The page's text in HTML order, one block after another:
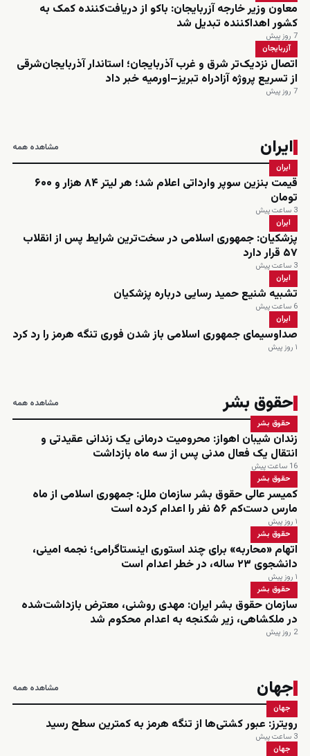
معاون وزیر خارجه آزربایجان: باکو از دریافت‌کننده کمک به
کشور اهداکننده تبدیل شد
7 روز پیش
آزربایجان
اتصال نزدیک‌تر شرق و غرب آذربایجان؛ استاندار آذربایجان‌شرقی
از تسریع پروژه آزادراه تبریز–اورمیه خبر داد
7 روز پیش
ایران مشاهده همه
ایران
قیمت بنزین سوپر وارداتی اعلام شد؛ هر لیتر ۸۴ هزار و ۶۰۰
تومان
3 ساعت پیش
ایران
پزشکیان: جمهوری اسلامی در سخت‌ترین شرایط پس از انقلاب
۵۷ قرار دارد
3 ساعت پیش
ایران
تشبیه شنیع حمید رسایی درباره پزشکیان
6 ساعت پیش
ایران
صداوسیمای جمهوری اسلامی باز شدن فوری تنگه هرمز را رد کرد
۱ روز پیش
حقوق بشر مشاهده همه
حقوق بشر
زندان شیبان اهواز: محرومیت درمانی یک زندانی عقیدتی و
انتقال یک فعال مدنی پس از سه ماه بازداشت
16 ساعت پیش
حقوق بشر
کمیسر عالی حقوق بشر سازمان ملل: جمهوری اسلامی از ماه
مارس دست‌کم ۵۶ نفر را اعدام کرده است
۱ روز پیش
حقوق بشر
اتهام «محاربه» برای چند استوری اینستاگرامی؛ نجمه امینی،
دانشجوی ۲۳ ساله، در خطر اعدام است
۱ روز پیش
حقوق بشر
سازمان حقوق بشر ایران: مهدی روشنی، معترض بازداشت‌شده
در ملکشاهی، زیر شکنجه به اعدام محکوم شد
2 روز پیش
جهان مشاهده همه
جهان
رویترز: عبور کشتی‌ها از تنگه هرمز به کمترین سطح رسید
3 ساعت پیش
جهان